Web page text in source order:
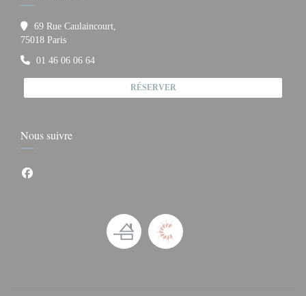
69 Rue Caulaincourt,
75018 Paris((ouvre une nouvelle fenêtre))
01 46 06 06 64
RÉSERVER
Nous suivre
Facebook ((ouvre une nouvelle fenêtre))